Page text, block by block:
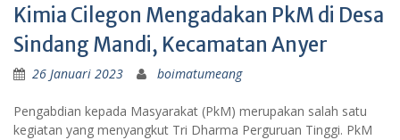
Kimia Cilegon Mengadakan PkM di Desa
Sindang Mandi, Kecamatan Anyer
26 Januari 2023 boimatumeang
Pengabdian kepada Masyarakat (PkM) merupakan salah satu
kegiatan yang menyangkut Tri Dharma Perguruan Tinggi. PkM